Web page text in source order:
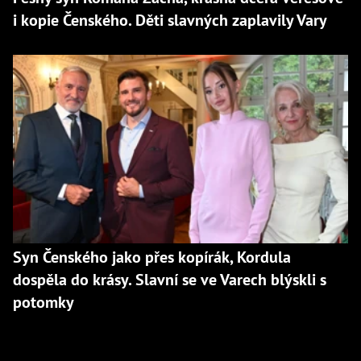
i kopie Čenského. Děti slavných zaplavily Vary
Syn Čenského jako přes kopírák, Kordula
dospěla do krásy. Slavní se ve Varech blýskli s
potomky